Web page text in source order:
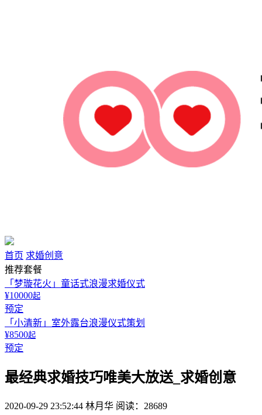
首页 求婚创意
推荐套餐
「梦璇花火」童话式浪漫求婚仪式
¥10000起
预定
「小清新」室外露台浪漫仪式策划
¥8500起
预定
最经典求婚技巧唯美大放送_求婚创意
2020-09-29 23:52:44 林月华 阅读：28689